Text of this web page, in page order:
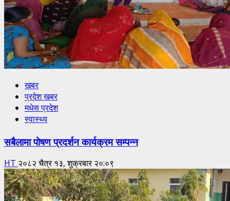
खबर
प्रदेश खबर
मधेस प्रदेश
स्वास्थ्य
सबैलामा पोषण प्रदर्शन कार्यक्रम सम्पन्न
HT २०८२ चैत्र १३, शुक्रबार २०:०९